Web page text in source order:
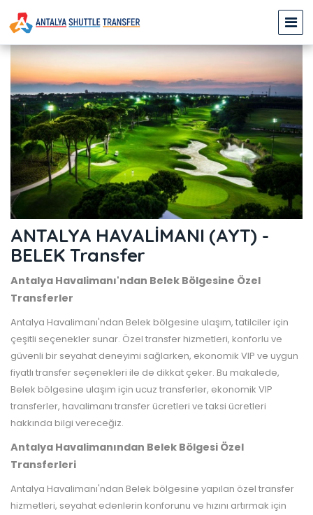
ANTALYA HAVALİMANI (AYT) -
BELEK Transfer
Antalya Havalimanı'ndan Belek Bölgesine Özel
Transferler
Antalya Havalimanı'ndan Belek bölgesine ulaşım, tatilciler için
çeşitli seçenekler sunar. Özel transfer hizmetleri, konforlu ve
güvenli bir seyahat deneyimi sağlarken, ekonomik VIP ve uygun
fiyatlı transfer seçenekleri ile de dikkat çeker. Bu makalede,
Belek bölgesine ulaşım için ucuz transferler, ekonomik VIP
transferler, havalimanı transfer ücretleri ve taksi ücretleri
hakkında bilgi vereceğiz.
Antalya Havalimanından Belek Bölgesi Özel
Transferleri
Antalya Havalimanı'ndan Belek bölgesine yapılan özel transfer
hizmetleri, seyahat edenlerin konforunu ve hızını artırmak için